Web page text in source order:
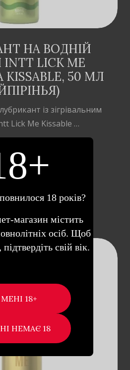
НА ВОДНІЙ
LICK ME
KISSABLE, 50 МЛ
із зігрівальним
Lick Me Kissable …
В КОШИК
В
КОШИК
18 років?
магазин містить
осіб. Щоб
свій вік.